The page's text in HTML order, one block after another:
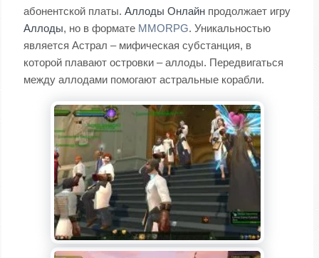
абонентской платы. Аллоды Онлайн продолжает игру
Аллоды, но в формате MMORPG. Уникальностью
является Астрал – мифическая субстанция, в
которой плавают островки – аллоды. Передвигаться
между аллодами помогают астральные корабли.